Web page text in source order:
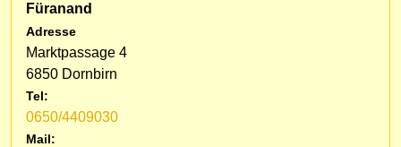
Füranand
Adresse
Marktpassage 4
6850 Dornbirn
Tel:
0650/4409030
Mail: